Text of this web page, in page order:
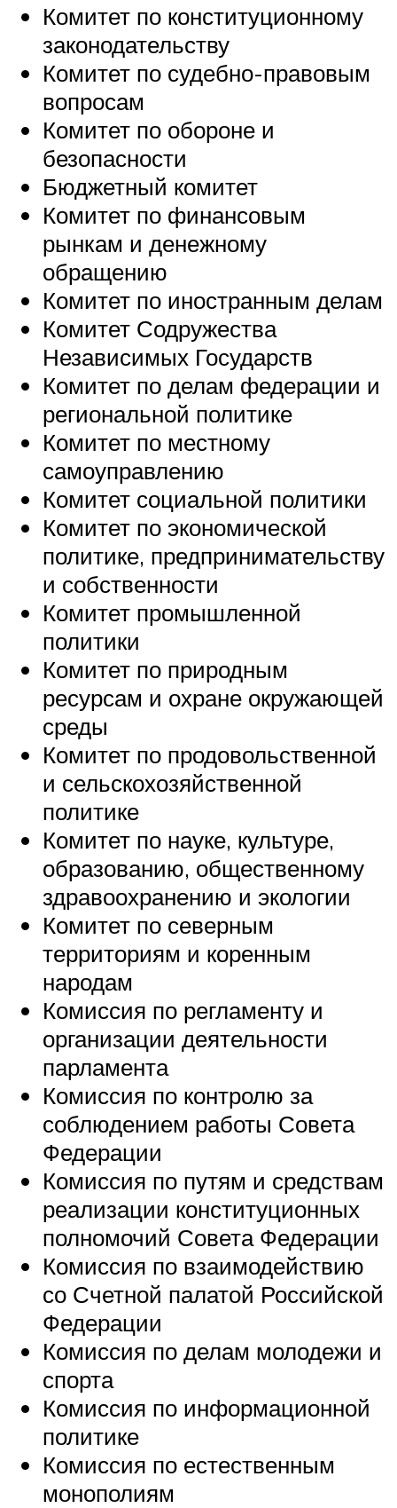
Комитет по конституционному
законодательству
Комитет по судебно-правовым
вопросам
Комитет по обороне и
безопасности
Бюджетный комитет
Комитет по финансовым
рынкам и денежному
обращению
Комитет по иностранным делам
Комитет Содружества
Независимых Государств
Комитет по делам федерации и
региональной политике
Комитет по местному
самоуправлению
Комитет социальной политики
Комитет по экономической
политике, предпринимательству
и собственности
Комитет промышленной
политики
Комитет по природным
ресурсам и охране окружающей
среды
Комитет по продовольственной
и сельскохозяйственной
политике
Комитет по науке, культуре,
образованию, общественному
здравоохранению и экологии
Комитет по северным
территориям и коренным
народам
Комиссия по регламенту и
организации деятельности
парламента
Комиссия по контролю за
соблюдением работы Совета
Федерации
Комиссия по путям и средствам
реализации конституционных
полномочий Совета Федерации
Комиссия по взаимодействию
со Счетной палатой Российской
Федерации
Комиссия по делам молодежи и
спорта
Комиссия по информационной
политике
Комиссия по естественным
монополиям